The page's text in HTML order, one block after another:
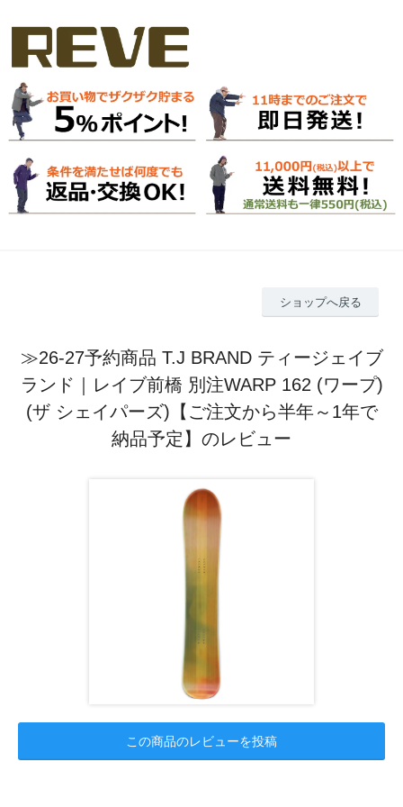
ショップへ戻る
≫26-27予約商品 T.J BRAND ティージェイブ
ランド｜レイブ前橋 別注WARP 162 (ワープ)
(ザ シェイパーズ)【ご注文から半年～1年で
納品予定】のレビュー
この商品のレビューを投稿